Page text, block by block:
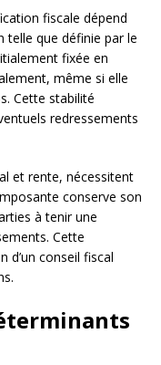
fiscale dépend
telle que définie par le
fixée en
même si elle
Cette stabilité
redressements
et rente, nécessitent
conserve son
à tenir une
Cette
d’un conseil fiscal